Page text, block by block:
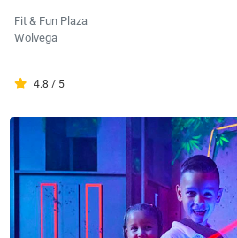
Fit & Fun Plaza
Wolvega
4.8 / 5